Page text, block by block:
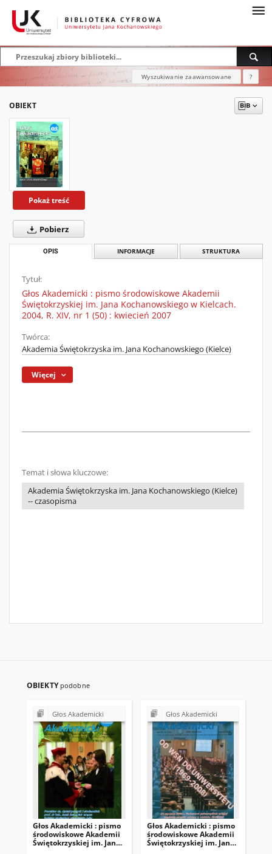
Wyszukiwanie zaawansowane ?
OBIEKT
Pokaż treść
Pobierz
OPIS INFORMACJE STRUKTURA
Tytuł:
Głos Akademicki : pismo środowiskowe Akademii
Świętokrzyskiej im. Jana Kochanowskiego w Kielcach.
2004, R. XIV, nr 1 (50) : kwiecień 2007
Twórca:
Akademia Świętokrzyska im. Jana Kochanowskiego (Kielce)
Więcej
Temat i słowa kluczowe:
Akademia Świętokrzyska im. Jana Kochanowskiego (Kielce)
-- czasopisma
OBIEKTY podobne
Głos Akademicki
Głos Akademicki : pismo
środowiskowe Akademii
Świętokrzyskiej im. Jana
Głos Akademicki
Głos Akademicki : pismo
środowiskowe Akademii
Świętokrzyskiej im. Jana